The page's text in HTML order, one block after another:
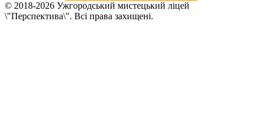
© 2018-2026 Ужгородський мистецький ліцей
\"Перспектива\". Всі права захищені.